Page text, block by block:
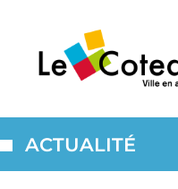
ACTUALITÉ